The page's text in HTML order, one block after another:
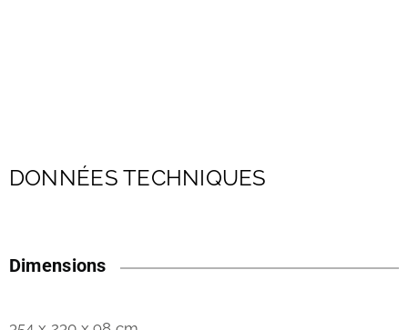
DONNÉES TECHNIQUES
Dimensions